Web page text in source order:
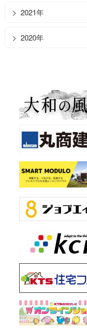
2021年
2020年